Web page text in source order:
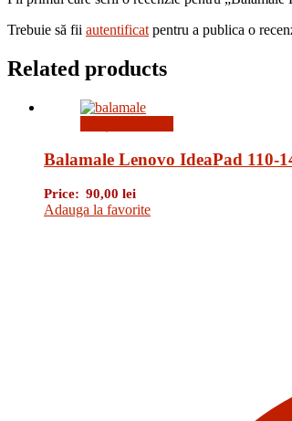
Trebuie să fii autentificat pentru a publica o
Related products
Balamale Lenovo IdeaPad 110-
Price: 90,00 lei
Adauga la favorite